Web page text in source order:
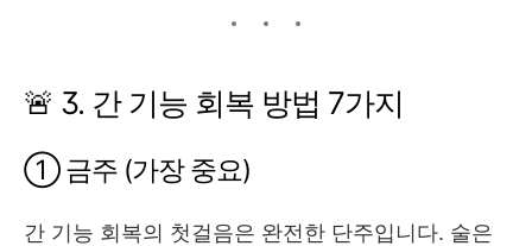
🚨 3. 간 기능 회복 방법 7가지
① 금주 (가장 중요)
간 기능 회복의 첫걸음은 완전한 단주입니다. 술은